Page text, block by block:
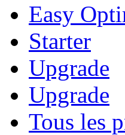
Easy
Starter
Upgrade
Upgrade
Tous les